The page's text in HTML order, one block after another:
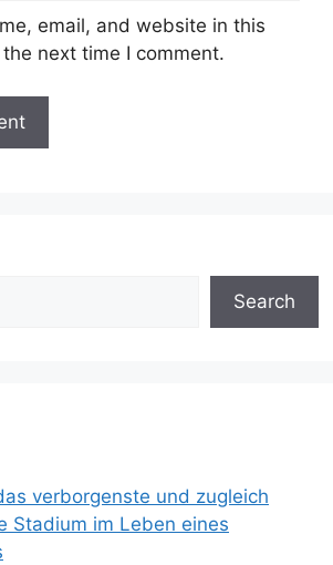
email, and website in this
next time I comment.
Search
verborgenste und zugleich
Stadium im Leben eines